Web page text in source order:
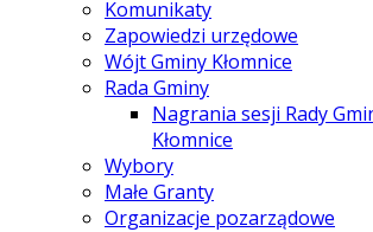
Komunikaty
Zapowiedzi urzędowe
Wójt Gminy Kłomnice
Rada Gminy
Nagrania sesji Rady
Kłomnice
Wybory
Małe Granty
Organizacje pozarządowe